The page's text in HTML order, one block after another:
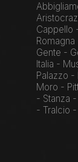
Cappello
Gente -
Italia -
Palazzo -
Moro -
- Stanza
- Tralcio